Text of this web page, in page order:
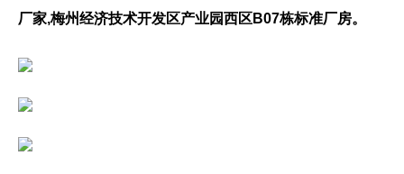
厂家,梅州经济技术开发区产业园西区B07栋标准厂房。